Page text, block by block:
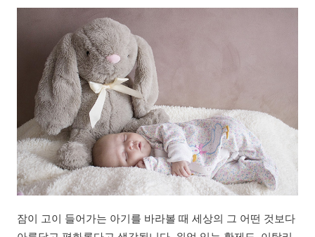
잠이 고이 들어가는 아기를 바라볼 때 세상의 그 어떤 것보다